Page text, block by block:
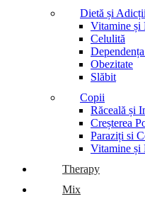
Dietă și Adicții
Vitamine și
Celulită
Obezitate
Slăbit
Copii
Răceală și
Creșterea
Paraziți si
Vitamine și
Therapy
Mix